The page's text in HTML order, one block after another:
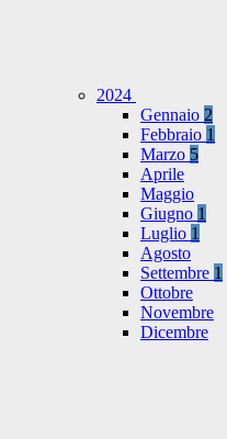
2024
Gennaio 2
Febbraio 1
Marzo 5
Aprile
Maggio
Giugno 1
Luglio 1
Agosto
Settembre 1
Ottobre
Novembre
Dicembre